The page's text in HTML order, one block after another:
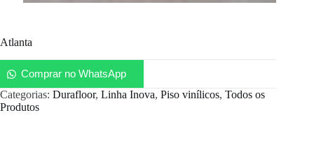
Atlanta
Comprar no WhatsApp
Categorias: Durafloor, Linha Inova, Piso vinílicos, Todos os
Produtos